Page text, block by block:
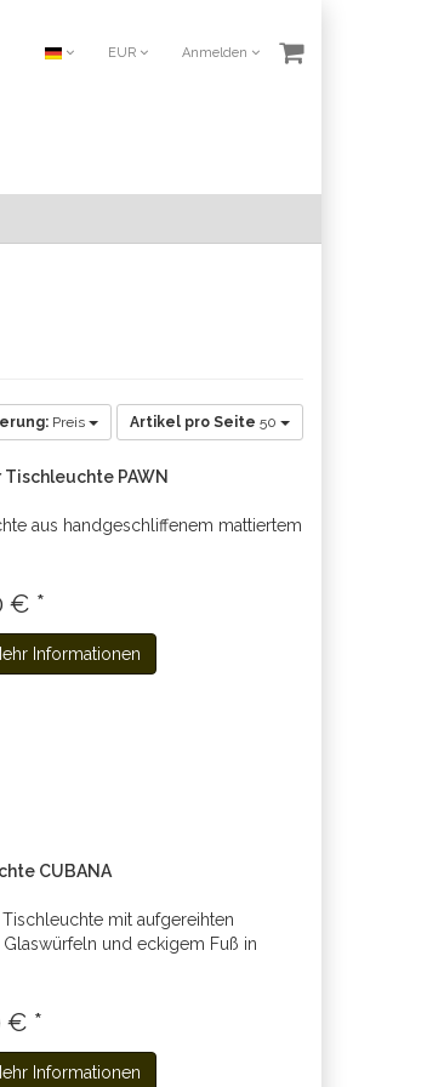
EUR Anmelden
Preis Artikel pro Seite 50
Tischleuchte PAWN
aus handgeschliffenem mattiertem
€ *
Informationen
CUBANA
mit aufgereihten
Glaswürfeln und eckigem Fuß in
€ *
Informationen